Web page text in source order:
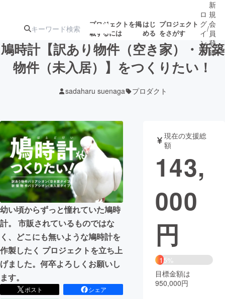
プロジェクトを掲
載するには
はじ
める
プロジェクト
をさがす
ターン
ジェクト
募集終了が近いプ
ロジェクト
アート・写真 音楽
テクノロジー・ガジェット ゲーム・サ
映像・映画
ビジネス・起業
まちづくり・地域活性化
CAMPFIRE Creation
CAMPFIREふるさと納税
コミュニティ
ロ
グ
イ
ン
/
新
規
会
員
登
録
鳩時計【訳あり物件（空き家）・新築
物件（未入居）】をつくりたい！
sadaharu suenaga プロダクト
幼い頃からずっと憧れていた鳩時
計。 市販されているものではな
く、どこにも無いような鳩時計を
作製したく プロジェクトを立ち上
げました。何卒よろしくお願いし
ます。
ポスト
シェア
現在の支援総
額
143,
000
円
15%
目標金額は
950,000円